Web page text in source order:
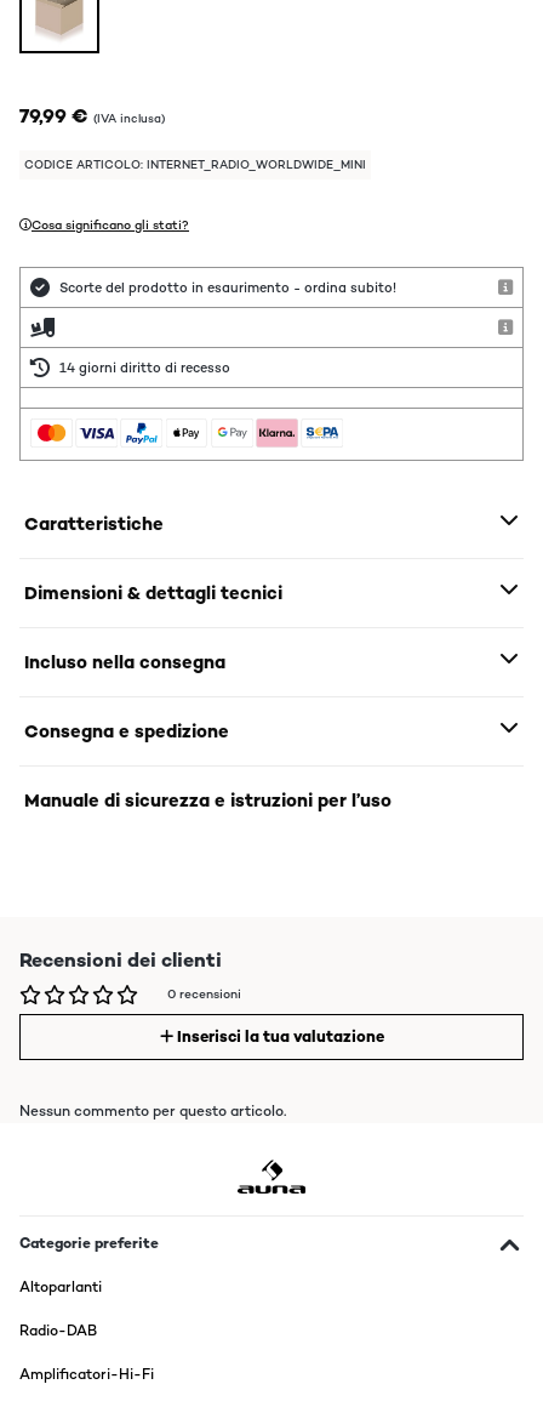
79,99 € (IVA inclusa)
CODICE ARTICOLO: INTERNET_RADIO_WORLDWIDE_MINI
Cosa significano gli stati?
Scorte del prodotto in esaurimento - ordina subito!
14 giorni diritto di recesso
Caratteristiche
Dimensioni & dettagli tecnici
Incluso nella consegna
Consegna e spedizione
Manuale di sicurezza e istruzioni per l’uso
Recensioni dei clienti
0 recensioni
Inserisci la tua valutazione
Nessun commento per questo articolo.
Categorie preferite
Altoparlanti
Radio-DAB
Amplificatori-Hi-Fi